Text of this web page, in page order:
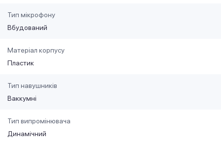
Тип мікрофону
Вбудований
Матеріал корпусу
Пластик
Тип навушників
Ваккумні
Тип випромінювача
Динамічний